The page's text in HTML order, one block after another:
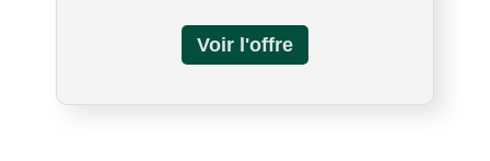
au lieu du silicone normal ! Avec une ceinture et
deux entraîneurs de bras vous aide à entraîner
les muscles de la taille et des bras/jambes pour